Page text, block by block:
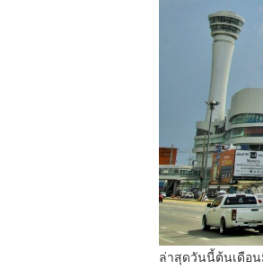
ล่าสุดวันนี้ต้นเดือน